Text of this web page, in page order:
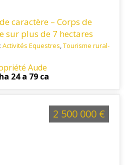
caractère – Corps de
sur plus de 7 hectares
Activités Equestres,Tourisme rural-
un secteur recherché du
offre un cadre de vie
aux principaux pôles du
Aude
24 a 79 ca
2 500 000 €